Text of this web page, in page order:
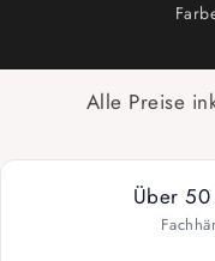
Alle Preise
Über 50